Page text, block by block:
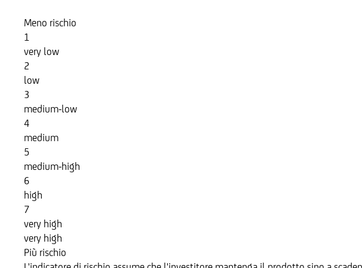
Meno rischio
1
very low
2
low
3
medium-low
4
medium
5
medium-high
6
high
7
very high
very high
Più rischio